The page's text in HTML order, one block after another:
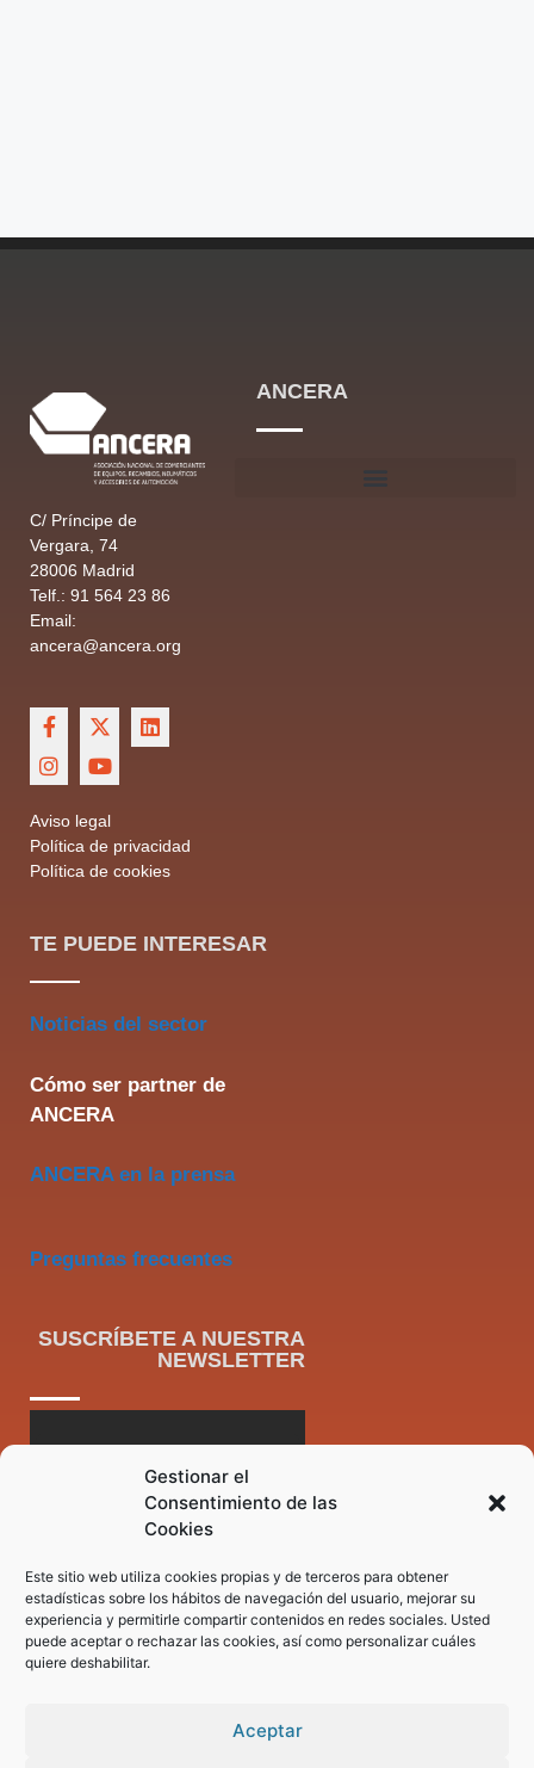
Gestionar el
Consentimiento de las
Cookies
Este sitio web utiliza cookies propias y de terceros para obtener
estadísticas sobre los hábitos de navegación del usuario, mejorar su
experiencia y permitirle compartir contenidos en redes sociales. Usted
puede aceptar o rechazar las cookies, así como personalizar cuáles
quiere deshabilitar.
Aceptar
C/ Príncipe de
Vergara, 74
28006 Madrid
Telf.: 91 564 23 86
Email:
ancera@ancera.org
Aviso legal
Política de privacidad
Política de cookies
ANCERA
TE PUEDE INTERESAR
Noticias del sector
Cómo ser partner de
ANCERA
ANCERA en la prensa
Preguntas frecuentes
SUSCRÍBETE A NUESTRA
NEWSLETTER